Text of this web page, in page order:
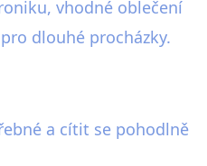
vhodné oblečení
dlouhé procházky.
a cítit se pohodlně